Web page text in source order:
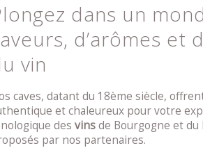
dans un
d’arômes et
vin
caves, datant du 18ème siècle,
et chaleureux pour votre
des vinsde Bourgogne et du
par nos partenaires.